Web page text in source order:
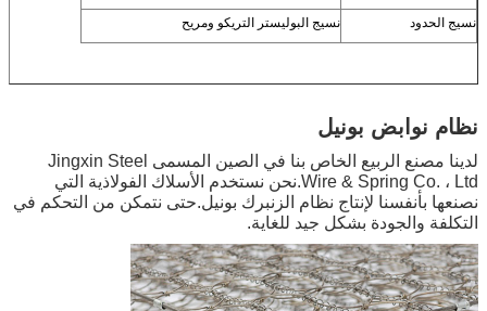
نسيج الحدود نسيج البوليستر التريكو ومريح
نظام نوابض بونيل
لدينا مصنع الربيع الخاص بنا في الصين المسمى Jingxin Steel
Wire & Spring Co. ، Ltd.نحن نستخدم الأسلاك الفولاذية التي
نصنعها بأنفسنا لإنتاج نظام الزنبرك بونيل.حتى نتمكن من التحكم في
التكلفة والجودة بشكل جيد للغاية.